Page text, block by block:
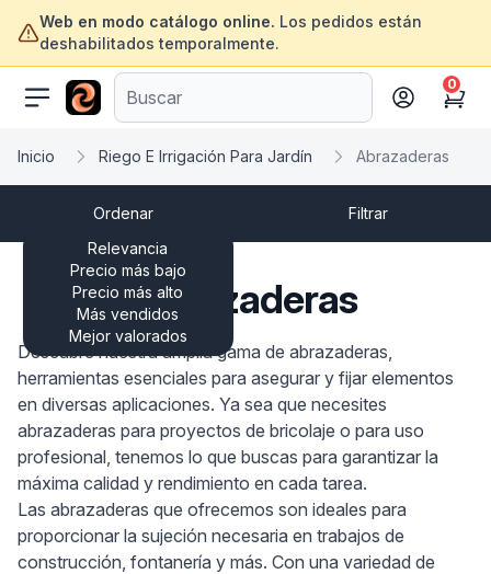
Web en modo catálogo online. Los pedidos están
deshabilitados temporalmente.
ofertasinformatica.com
Cart
0
Inicio Riego E Irrigación Para Jardín Abrazaderas
Ordenar
Relevancia
Precio más bajo
Precio más alto
Más vendidos
Mejor valorados
Filtrar
Abrazaderas
Descubre nuestra amplia gama de abrazaderas,
herramientas esenciales para asegurar y fijar elementos
en diversas aplicaciones. Ya sea que necesites
abrazaderas para proyectos de bricolaje o para uso
profesional, tenemos lo que buscas para garantizar la
máxima calidad y rendimiento en cada tarea.
Las abrazaderas que ofrecemos son ideales para
proporcionar la sujeción necesaria en trabajos de
construcción, fontanería y más. Con una variedad de